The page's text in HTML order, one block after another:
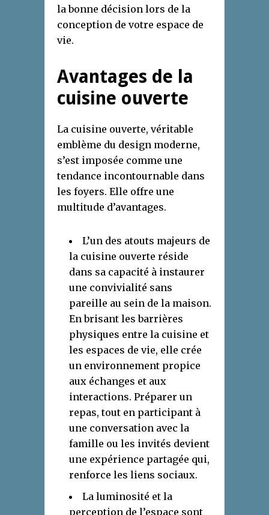
la bonne décision lors de la
conception de votre espace de
vie.
Avantages de la
cuisine ouverte
La cuisine ouverte, véritable
emblème du design moderne,
s’est imposée comme une
tendance incontournable dans
les foyers. Elle offre une
multitude d’avantages.
L’un des atouts majeurs de
la cuisine ouverte réside
dans sa capacité à instaurer
une convivialité sans
pareille au sein de la maison.
En brisant les barrières
physiques entre la cuisine et
les espaces de vie, elle crée
un environnement propice
aux échanges et aux
interactions. Préparer un
repas, tout en participant à
une conversation avec la
famille ou les invités devient
une expérience partagée qui,
renforce les liens sociaux.
La luminosité et la
perception de l’espace sont